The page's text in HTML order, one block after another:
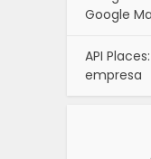
Google
API
empresa